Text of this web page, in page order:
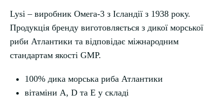
Lysi – виробник Омега-3 з Ісландії з 1938 року.
Продукція бренду виготовляється з дикої морської
риби Атлантики та відповідає міжнародним
стандартам якості GMP.
100% дика морська риба Атлантики
вітаміни A, D та E у складі